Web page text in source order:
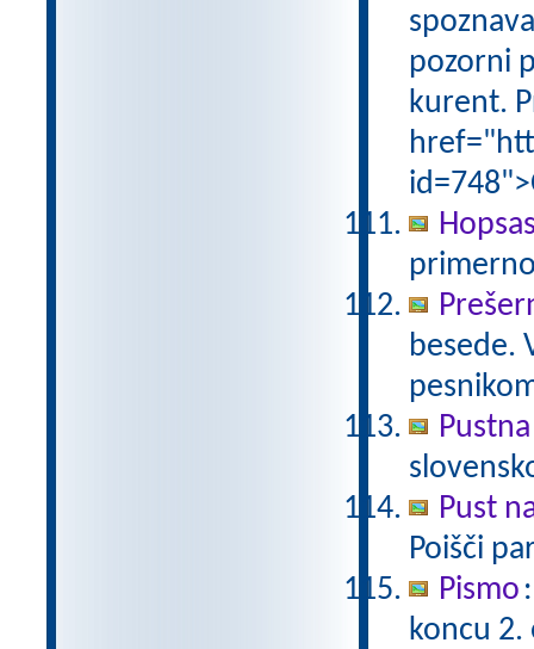
pozorni
kurent.
besede.
Pust
Poišči
Pismo
koncu 2.